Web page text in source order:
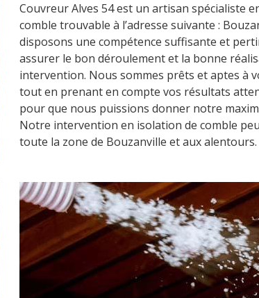
Couvreur Alves 54 est un artisan spécialiste
comble trouvable à l’adresse suivante :
disposons une compétence suffisante et
assurer le bon déroulement et la bonne
intervention. Nous sommes prêts et aptes à
tout en prenant en compte vos résultats
pour que nous puissions donner notre
Notre intervention en isolation de comble
toute la zone de Bouzanville et aux alentours.